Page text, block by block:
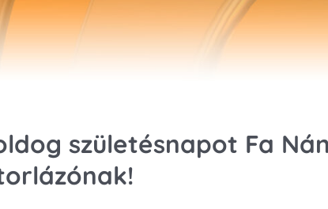
születésnapot Fa